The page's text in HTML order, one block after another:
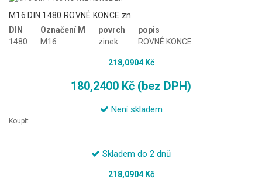
M16 DIN 1480 ROVNÉ KONCE zn
DIN
1480
Označení M
M16
povrch
zinek
popis
ROVNÉ KONCE
218,0904 Kč
180,2400 Kč (bez DPH)
Není skladem
Koupit
Skladem do 2 dnů
218,0904 Kč